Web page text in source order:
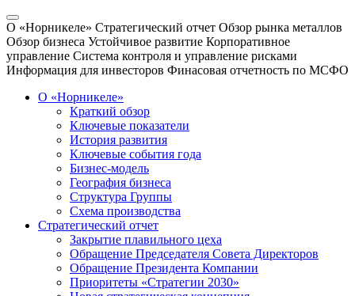
О «Норникеле» Стратегический отчет Обзор рынка металлов
Обзор бизнеса Устойчивое развитие Корпоративное
управление Система контроля и управление рисками
Информация для инвесторов Финасовая отчетность по МСФО
О «Норникеле»
Краткий обзор
Ключевые показатели
История развития
Ключевые события года
Бизнес-модель
География бизнеса
Структура Группы
Схема производства
Стратегический отчет
Закрытие плавильного цеха
Обращение Председателя Совета Директоров
Обращение Президента Компании
Приоритеты «Стратегии 2030»